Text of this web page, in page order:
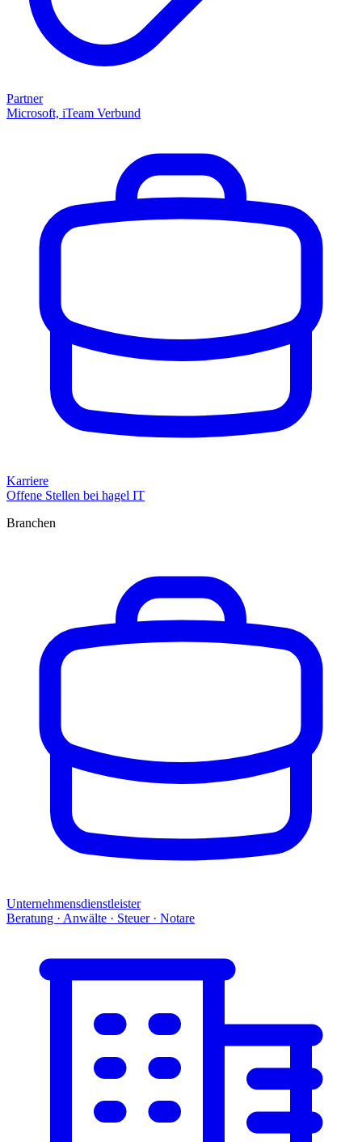
Partner
Microsoft, iTeam Verbund
Karriere
Offene Stellen bei hagel IT
Branchen
Unternehmensdienstleister
Beratung · Anwälte · Steuer · Notare